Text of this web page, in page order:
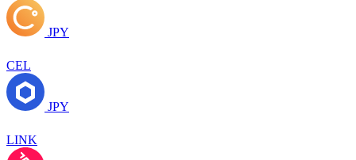
JPY
CEL
JPY
LINK